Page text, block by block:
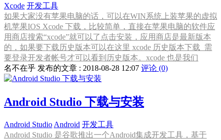
Xcode 开发工具
如果大家没有苹果电脑的话，可以在WIN系统上装苹果的虚拟
机苹果IOS Xcode 下载，比较简单，直接在苹果电脑的软件应
用商店搜索“xcode”就可以了点击安装，应用商店是最新版本
的，如果要下载历史版本可以在这里 xcode 历史版本下载 需
要登录开发者帐号才可以看到历史版本。xcode 也是我们
名不在乎 发布的文章 : 2018-08-28 12:07 评论 (0)
Android Studio 下载与安装
Android Studio Android 开发工具
Android Studio 是谷歌推出一个Android集成开发工具，基于